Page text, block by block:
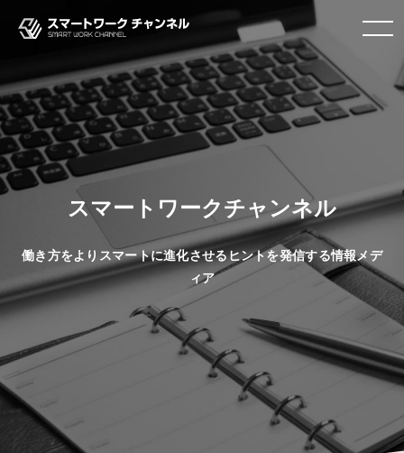
toggle
navigation
スマートワークチャンネル
働き方をよりスマートに進化させるヒントを発信する情報メデ
ィア